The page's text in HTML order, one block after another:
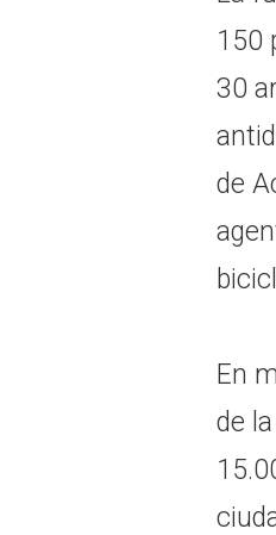
150
30
de
En
de